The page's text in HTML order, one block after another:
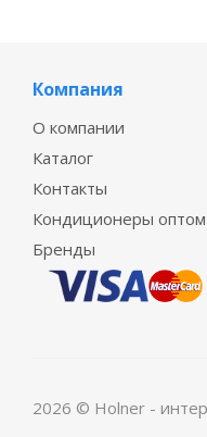
Компания
О компании
Каталог
Контакты
Кондиционеры оптом
Бренды
2026 © Holner -